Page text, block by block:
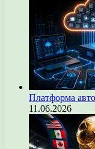
Платформа
11.06.2026